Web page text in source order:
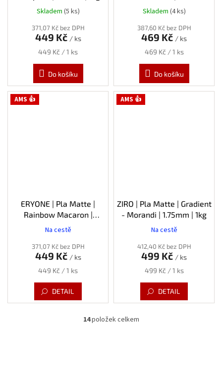
Skladem (5 ks)
371,07 Kč bez DPH
449 Kč / ks
Měrná
449 Kč / 1 ks
Do košíku
1kg
Skladem (4 ks)
387,60 Kč bez DPH
469 Kč / ks
Měrná
469 Kč / 1 ks
Do košíku
AMS 👍
ERYONE | Pla Matte |
Rainbow Macaron |
1.75mm | 1kg
Na cestě
371,07 Kč bez DPH
449 Kč / ks
Měrná
449 Kč / 1 ks
DETAIL
AMS 👍
ZIRO | Pla Matte | Gradient
- Morandi | 1.75mm | 1kg
Na cestě
412,40 Kč bez DPH
499 Kč / ks
Měrná
499 Kč / 1 ks
DETAIL
O
14položek celkem